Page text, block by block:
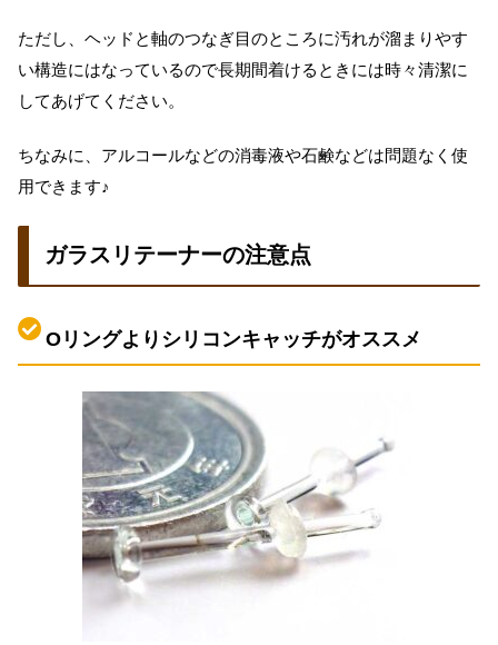
ただし、ヘッドと軸のつなぎ目のところに汚れが溜まりやす
い構造にはなっているので長期間着けるときには時々清潔に
してあげてください。
ちなみに、アルコールなどの消毒液や石鹸などは問題なく使
用できます♪
ガラスリテーナーの注意点
Oリングよりシリコンキャッチがオススメ